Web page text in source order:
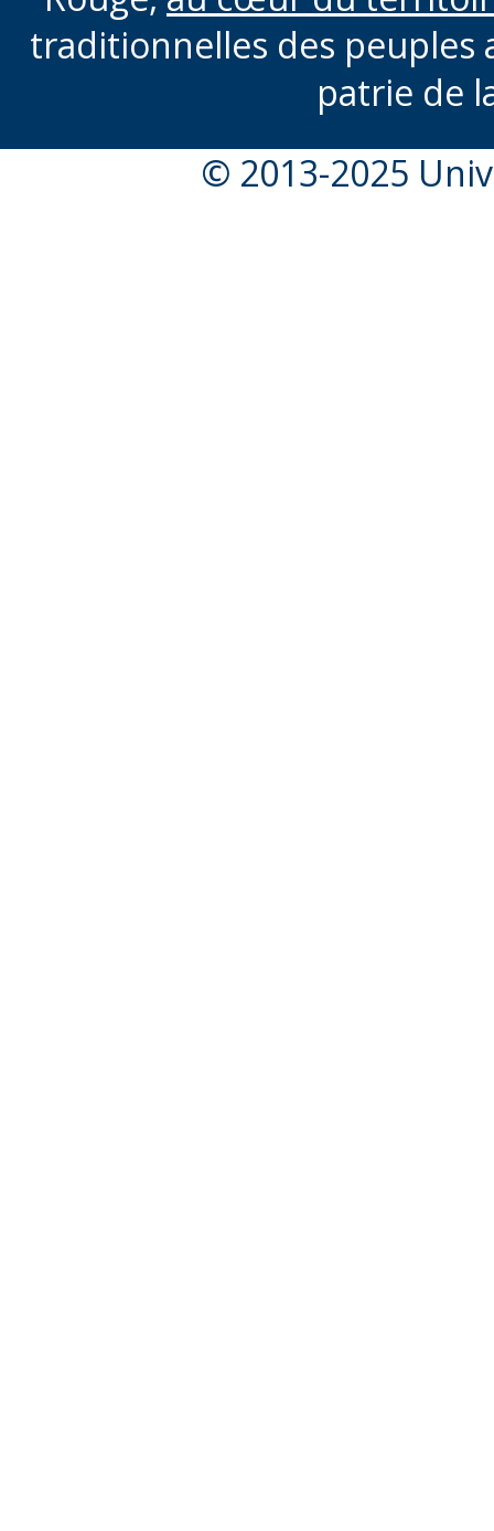
traditionnelles des peuples
patrie de
© 2013-2025